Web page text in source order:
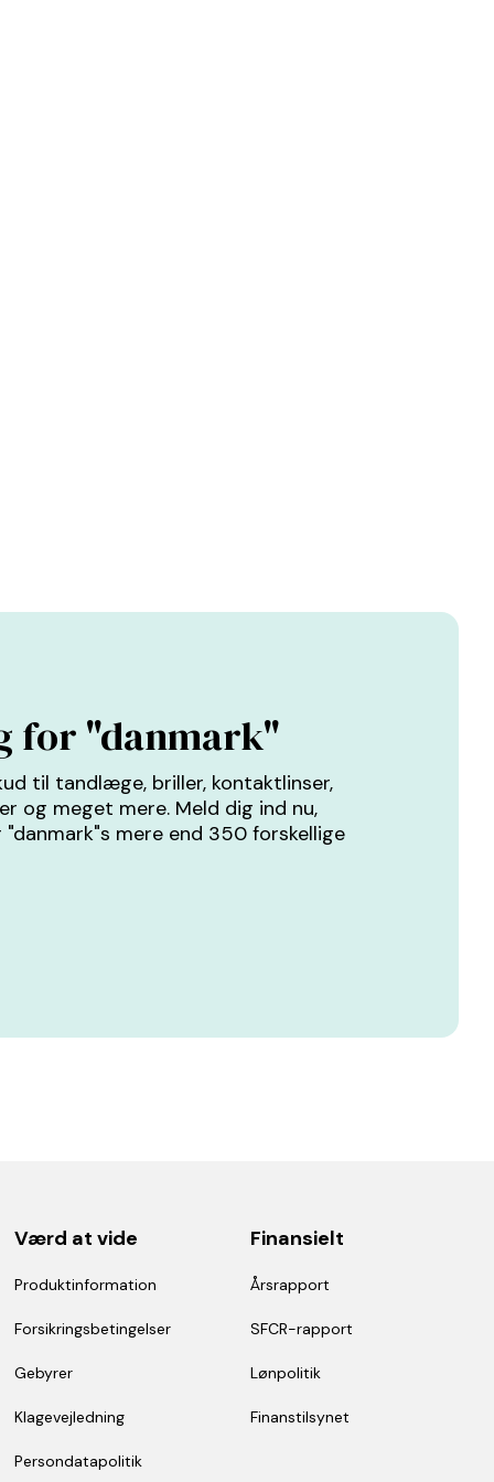
for "danmark"
til tandlæge, briller, kontaktlinser,
og meget mere. Meld dig ind nu,
mere end 350 forskellige
Værd at vide
Produktinformation
Forsikringsbetingelser
Gebyrer
Klagevejledning
Persondatapolitik
Finansielt
Årsrapport
SFCR-rapport
Lønpolitik
Finanstilsynet